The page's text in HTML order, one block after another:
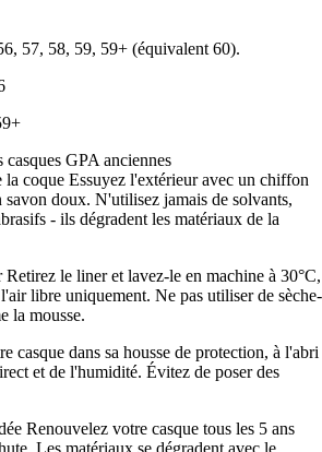
57, 58, 59, 59+ (équivalent 60).
GPA anciennes
coque Essuyez l'extérieur avec un chiffon
savon doux. N'utilisez jamais de solvants,
- ils dégradent les matériaux de la
le liner et lavez-le en machine à 30°C,
libre uniquement. Ne pas utiliser de sèche-
la mousse.
casque dans sa housse de protection, à l'abri
et de l'humidité. Évitez de poser des
Renouvelez votre casque tous les 5 ans